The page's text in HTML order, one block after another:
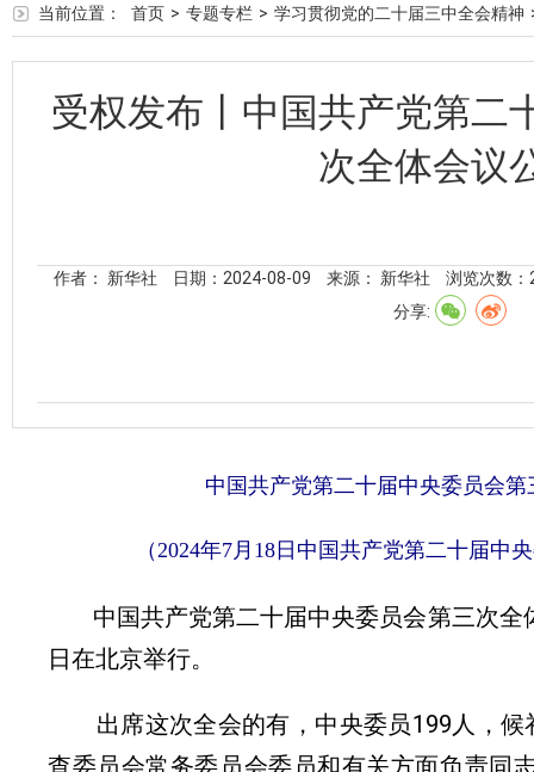
当前位置： 首页 > 专题专栏 > 学习贯彻党的二十届三中全会精神
受权发布丨中国共产党第二
次全体会议
作者： 新华社 日期：2024-08-09 来源： 新华社 浏览次数：
分享:
中国共产党第二十届中央委员会
（2024年7月18日中国共产党第二十届中央
中国共产党第二十届中央委员会第三次全
日在北京举行。
出席这次全会的有，中央委员199人，候
查委员会常务委员会委员和有关方面负责同